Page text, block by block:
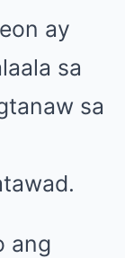
ay
sa
sa
ang